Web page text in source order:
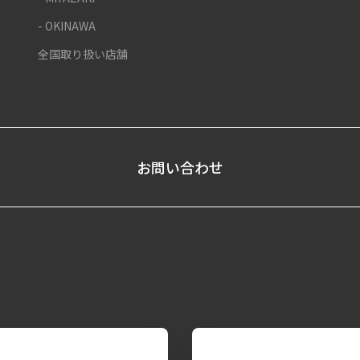
- OKINAWA
全国取り扱い店舗
お問い合わせ